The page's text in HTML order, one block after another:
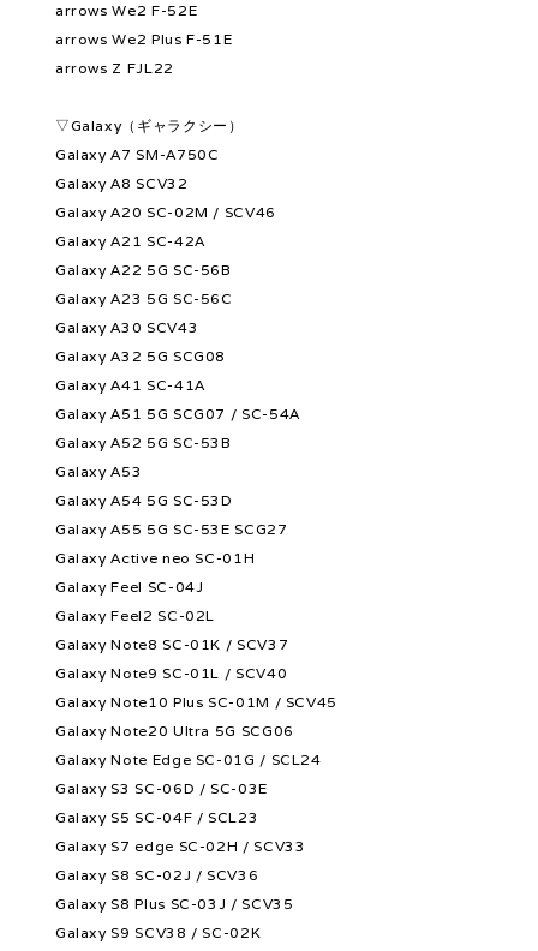
arrows We2 F-52E
arrows We2 Plus F-51E
arrows Z FJL22
▽Galaxy（ギャラクシー）
Galaxy A7 SM-A750C
Galaxy A8 SCV32
Galaxy A20 SC-02M / SCV46
Galaxy A21 SC-42A
Galaxy A22 5G SC-56B
Galaxy A23 5G SC-56C
Galaxy A30 SCV43
Galaxy A32 5G SCG08
Galaxy A41 SC-41A
Galaxy A51 5G SCG07 / SC-54A
Galaxy A52 5G SC-53B
Galaxy A53
Galaxy A54 5G SC-53D
Galaxy A55 5G SC-53E SCG27
Galaxy Active neo SC-01H
Galaxy Feel SC-04J
Galaxy Feel2 SC-02L
Galaxy Note8 SC-01K / SCV37
Galaxy Note9 SC-01L / SCV40
Galaxy Note10 Plus SC-01M / SCV45
Galaxy Note20 Ultra 5G SCG06
Galaxy Note Edge SC-01G / SCL24
Galaxy S3 SC-06D / SC-03E
Galaxy S5 SC-04F / SCL23
Galaxy S7 edge SC-02H / SCV33
Galaxy S8 SC-02J / SCV36
Galaxy S8 Plus SC-03J / SCV35
Galaxy S9 SCV38 / SC-02K